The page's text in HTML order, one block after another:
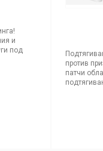
и
под
против
патчи